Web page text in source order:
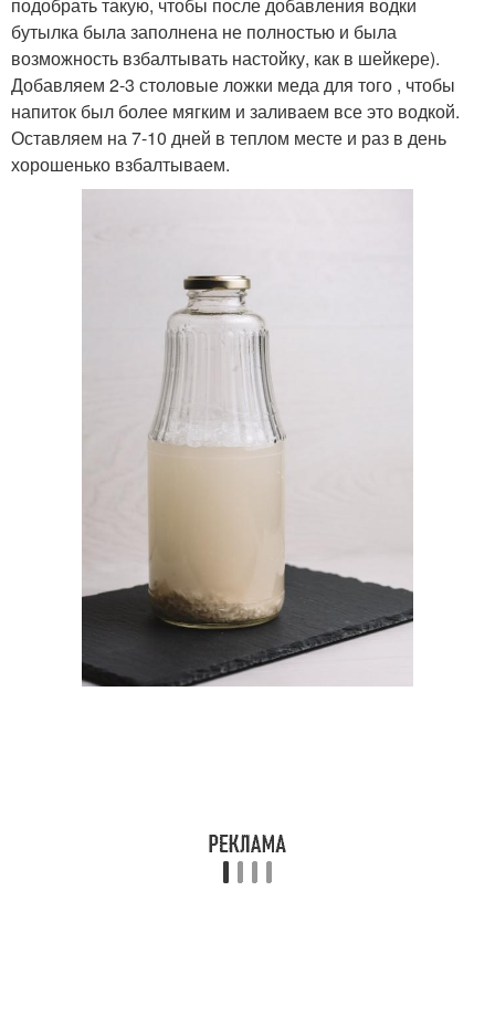
бутылка была заполнена не полностью и была
возможность взбалтывать настойку, как в шейкере).
Добавляем 2-3 столовые ложки меда для того , чтобы
напиток был более мягким и заливаем все это водкой.
Оставляем на 7-10 дней в теплом месте и раз в день
хорошенько взбалтываем.